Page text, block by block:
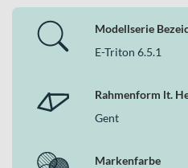
Modellserie
E-Triton 6.5.1
Rahmenform lt.
Gent
Markenfarbe